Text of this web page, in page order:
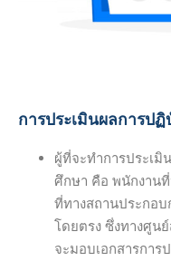
การประเมินผลการป
ผู้ที่จะทำการประเ
ศึกษา คือ พนักงานที่
ที่ทางสถานประกอ
โดยตรง ซึ่งทางศูน
จะมอบเอกสารการ